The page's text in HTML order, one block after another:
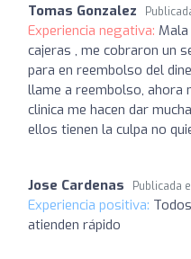
Tomas Gonzalez
Experiencia negativa:
cajeras , me cobraron un
para en reembolso del
llame a reembolso, ahora
clinica me hacen dar
ellos tienen la culpa no
Jose Cardenas Publicada
Experiencia positiva:
atienden rápido